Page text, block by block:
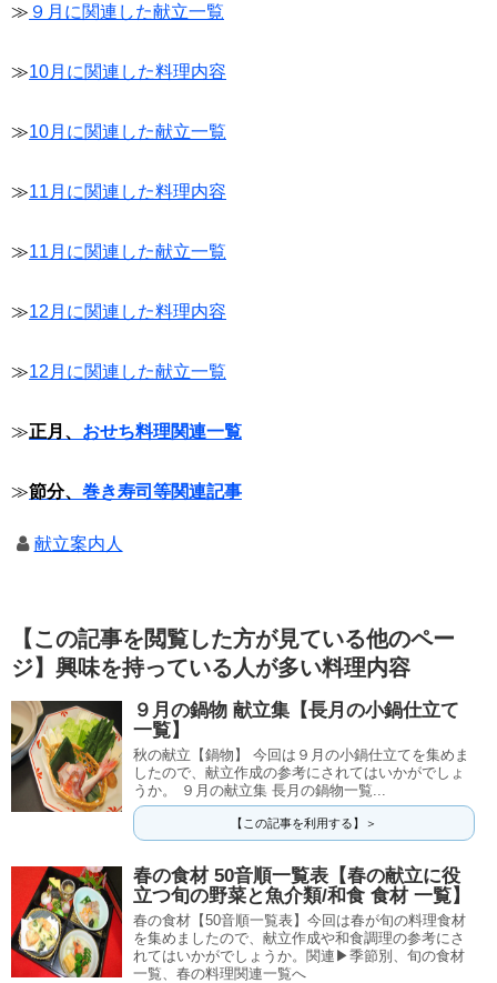
≫ ９月に関連した献立一覧
≫10月に関連した料理内容
≫10月に関連した献立一覧
≫11月に関連した料理内容
≫11月に関連した献立一覧
≫12月に関連した料理内容
≫12月に関連した献立一覧
≫正月、 おせち料理関連一覧
≫節分、 巻き寿司等関連記事
献立案内人
【この記事を閲覧した方が見ている他のペー
ジ】興味を持っている人が多い料理内容
９月の鍋物 献立集【長月の小鍋仕立て
一覧】
秋の献立【鍋物】 今回は９月の小鍋仕立てを集めま
したので、献立作成の参考にされてはいかがでしょ
うか。 ９月の献立集 長月の鍋物一覧...
【この記事を利用する】＞
春の食材 50音順一覧表【春の献立に役
立つ旬の野菜と魚介類/和食 食材 一覧】
春の食材【50音順一覧表】今回は春が旬の料理食材
を集めましたので、献立作成や和食調理の参考にさ
れてはいかがでしょうか。関連▶季節別、旬の食材
一覧、春の料理関連一覧へ